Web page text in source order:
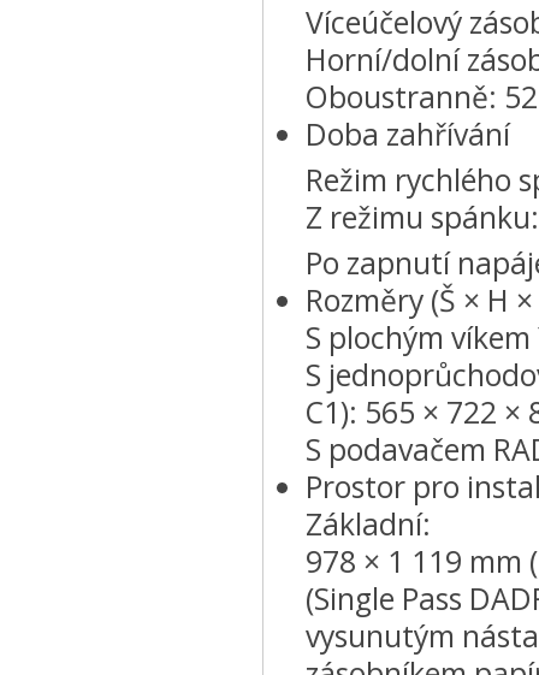
Víceúčelový
Horní/dolní
Oboustranně:
Doba zahřívání
Režim rychlého
Z režimu
Po zapnutí
Rozměry (Š × H ×
S plochým
S
C1): 565 × 722 ×
S podavačem
Prostor pro
Základní:
978 × 1 119 mm
(Single Pass
vysunutým